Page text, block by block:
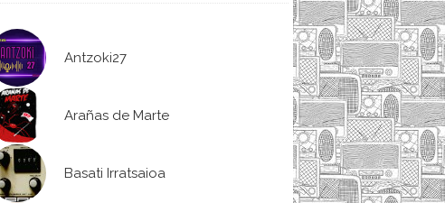
Antzoki27
Arañas de Marte
Basati Irratsaioa